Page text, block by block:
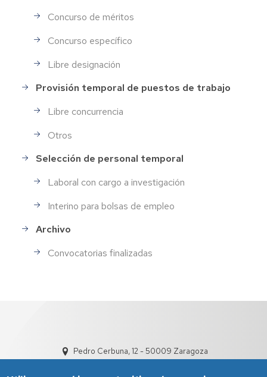
Concurso de méritos
Concurso específico
Libre designación
Provisión temporal de puestos de trabajo
Libre concurrencia
Otros
Selección de personal temporal
Laboral con cargo a investigación
Interino para bolsas de empleo
Archivo
Convocatorias finalizadas
Pedro Cerbuna, 12 - 50009 Zaragoza